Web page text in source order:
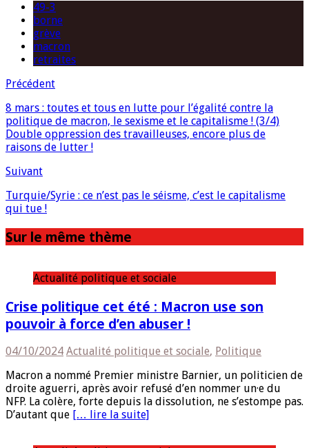
49-3
borne
grève
macron
retraites
Précédent
8 mars : toutes et tous en lutte pour l’égalité contre la
politique de macron, le sexisme et le capitalisme ! (3/4)
Double oppression des travailleuses, encore plus de
raisons de lutter !
Suivant
Turquie/Syrie : ce n’est pas le séisme, c’est le capitalisme
qui tue !
Sur le même thème
Actualité politique et sociale
Crise politique cet été : Macron use son
pouvoir à force d’en abuser !
04/10/2024 Actualité politique et sociale, Politique
Macron a nommé Premier ministre Barnier, un politicien de
droite aguerri, après avoir refusé d’en nommer un·e du
NFP. La colère, forte depuis la dissolution, ne s’estompe pas.
D’autant que [… lire la suite]